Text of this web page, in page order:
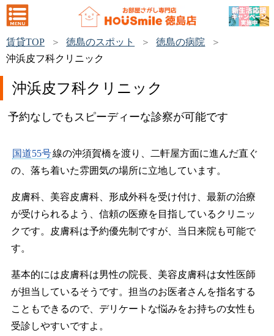
賃貸TOP 徳島のスポット
徳島の病院
沖浜皮フ科クリニック
沖浜皮フ科クリニック
予約なしでもスピーディーな診察が可能です
国道55号線の沖須賀橋を渡り、二軒屋方面に進んだ直ぐ
の、落ち着いた雰囲気の場所に立地しています。
皮膚科、美容皮膚科、形成外科を受け付け、最新の治療
が受けられるよう、信頼の医療を目指しているクリニッ
クです。皮膚科は予約優先制ですが、当日来院も可能で
す。
基本的には皮膚科は男性の院長、美容皮膚科は女性医師
が担当しているそうです。担当のお医者さんを指名する
こともできるので、デリケートな悩みをお持ちの女性も
受診しやすいですよ。